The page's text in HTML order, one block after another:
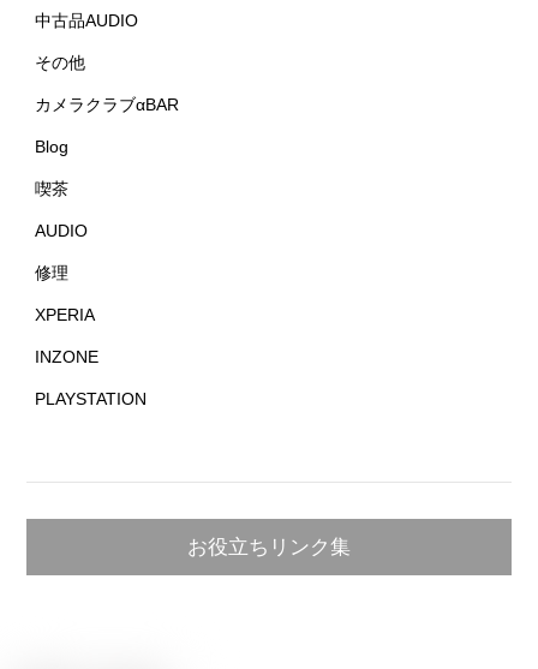
中古品AUDIO
その他
カメラクラブαBAR
Blog
喫茶
AUDIO
修理
XPERIA
INZONE
PLAYSTATION
お役立ちリンク集